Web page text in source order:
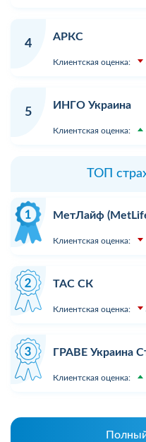
4
АРКС
Клиентская оценка:
5
ИНГО Украина
Клиентская оценка:
ТОП
МетЛайф
Клиентская оценка:
ТАС СК
Клиентская оценка:
ГРАВЕ Украина
Клиентская оценка: